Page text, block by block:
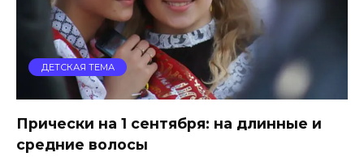
ДЕТСКАЯ ТЕМА
Прически на 1 сентября: на длинные и
средние волосы